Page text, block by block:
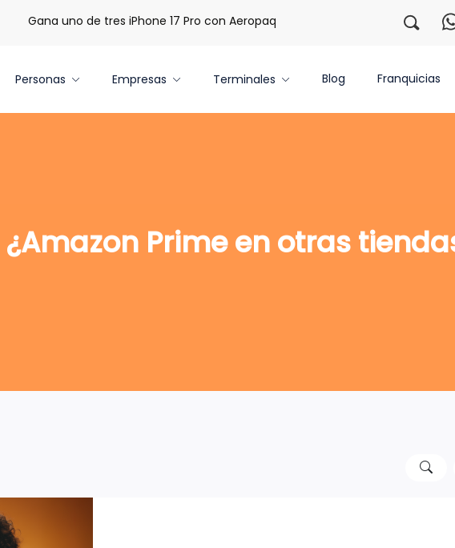
Gana uno de tres iPhone 17 Pro con Aeropaq Prime ¡Regístrate con
Personas Empresas Terminales Blog Franquicias
¿Amazon Prime en otras